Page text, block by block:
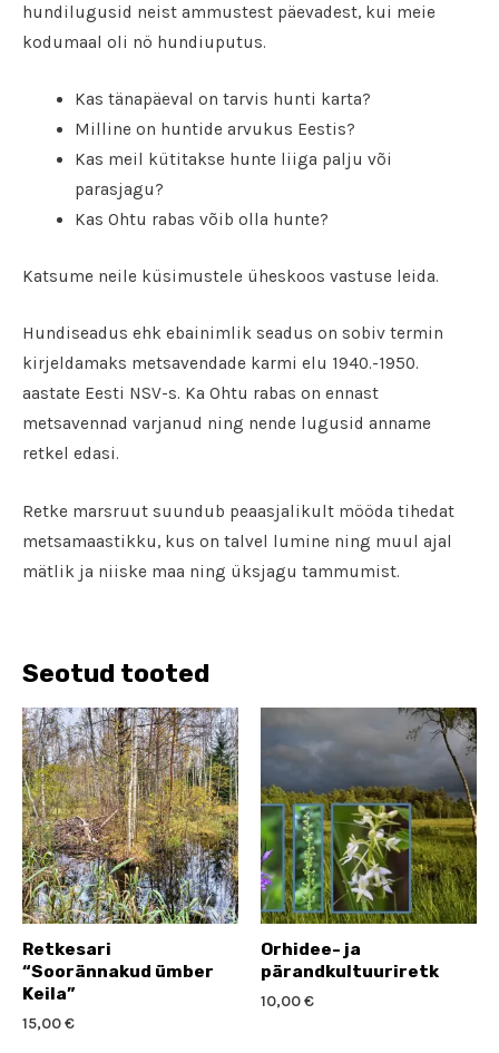
hundilugusid neist ammustest päevadest, kui meie
kodumaal oli nö hundiuputus.
Kas tänapäeval on tarvis hunti karta?
Milline on huntide arvukus Eestis?
Kas meil kütitakse hunte liiga palju või
parasjagu?
Kas Ohtu rabas võib olla hunte?
Katsume neile küsimustele üheskoos vastuse leida.
Hundiseadus ehk ebainimlik seadus on sobiv termin
kirjeldamaks metsavendade karmi elu 1940.-1950.
aastate Eesti NSV-s. Ka Ohtu rabas on ennast
metsavennad varjanud ning nende lugusid anname
retkel edasi.
Retke marsruut suundub peaasjalikult mööda tihedat
metsamaastikku, kus on talvel lumine ning muul ajal
mätlik ja niiske maa ning üksjagu tammumist.
Seotud tooted
Retkesari
“Soorännakud ümber
Keila”
15,00€
Orhidee- ja
pärandkultuuriretk
10,00€